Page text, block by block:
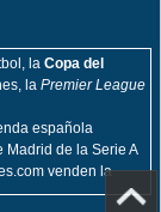
la Copa del
la Premier League
española
Madrid de la Serie A
venden la